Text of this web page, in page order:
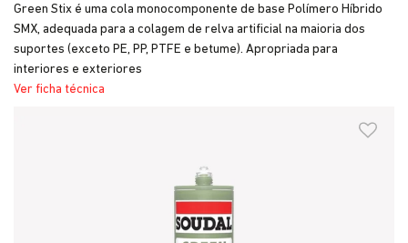
Green Stix é uma cola monocomponente de base Polímero Híbrido
SMX, adequada para a colagem de relva artificial na maioria dos
suportes (exceto PE, PP, PTFE e betume). Apropriada para
interiores e exteriores
Ver ficha técnica